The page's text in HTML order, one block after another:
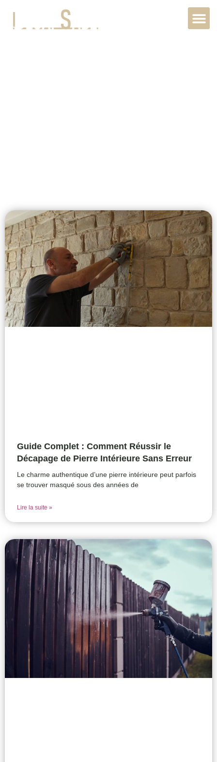
Guide Complet : Comment Réussir le
Décapage de Pierre Intérieure Sans Erreur
Le charme authentique d’une pierre intérieure peut parfois
se trouver masqué sous des années de
Lire la suite »